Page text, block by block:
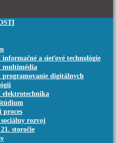
informačné a sieťové technológie
multimédia
programovanie digitálnych
elektrotechnika
proces
rozvoj
storočie